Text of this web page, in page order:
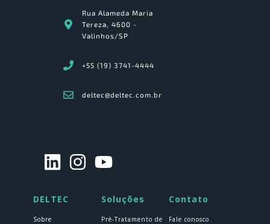
Rua Alameda Maria
Tereza, 4600 -
Valinhos/SP
+55 (19) 3741-4444
deltec@deltec.com.br
DELTEC Soluções Contato
Sobre
Pré-Tratamento de
Fale conosco